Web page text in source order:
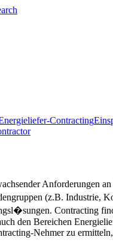
Contracting
Anforderungen
(z.B. Industrie,
den Bereichen
Nehmer zu